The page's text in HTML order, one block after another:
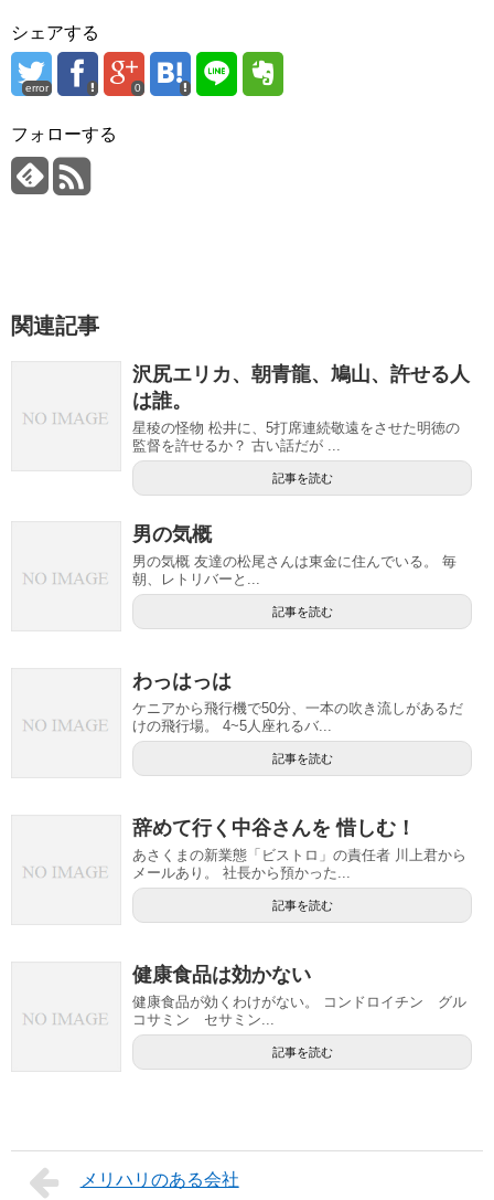
シェアする
error 0
フォローする
関連記事
沢尻エリカ、朝青龍、鳩山、許せる人
は誰。
星稜の怪物 松井に、5打席連続敬遠をさせた明徳の
監督を許せるか？ 古い話だが ...
記事を読む
男の気概
男の気概 友達の松尾さんは東金に住んでいる。 毎
朝、レトリバーと...
記事を読む
わっはっは
ケニアから飛行機で50分、一本の吹き流しがあるだ
けの飛行場。 4~5人座れるバ...
記事を読む
辞めて行く中谷さんを 惜しむ！
あさくまの新業態「ビストロ」の責任者 川上君から
メールあり。 社長から預かった...
記事を読む
健康食品は効かない
健康食品が効くわけがない。 コンドロイチン グル
コサミン セサミン...
記事を読む
メリハリのある会社